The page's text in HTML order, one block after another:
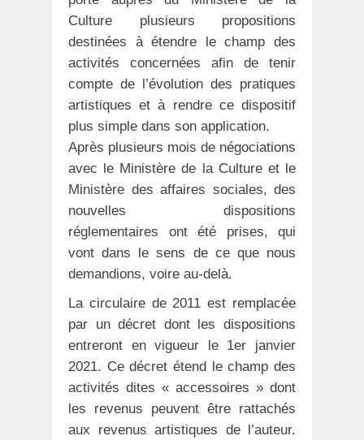
Culture plusieurs propositions
destinées à étendre le champ des
activités concernées afin de tenir
compte de l’évolution des pratiques
artistiques et à rendre ce dispositif
plus simple dans son application.
Après plusieurs mois de négociations
avec le Ministère de la Culture et le
Ministère des affaires sociales, des
nouvelles dispositions
réglementaires ont été prises, qui
vont dans le sens de ce que nous
demandions, voire au-delà.
La circulaire de 2011 est remplacée
par un décret dont les dispositions
entreront en vigueur le 1er janvier
2021. Ce décret étend le champ des
activités dites « accessoires » dont
les revenus peuvent être rattachés
aux revenus artistiques de l’auteur.